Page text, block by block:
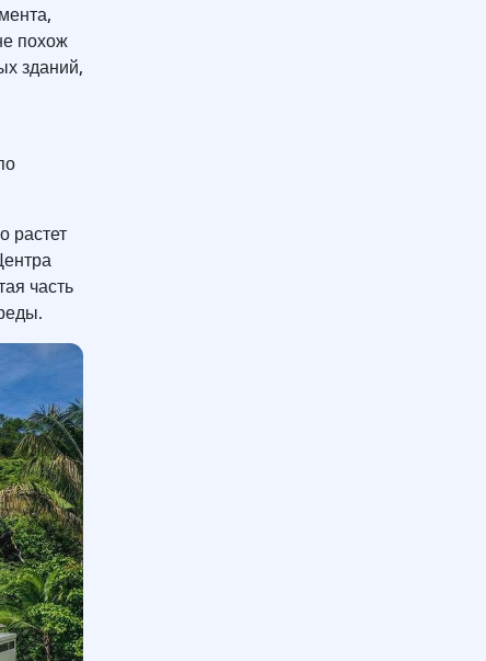
похож
зданий,
растет
часть